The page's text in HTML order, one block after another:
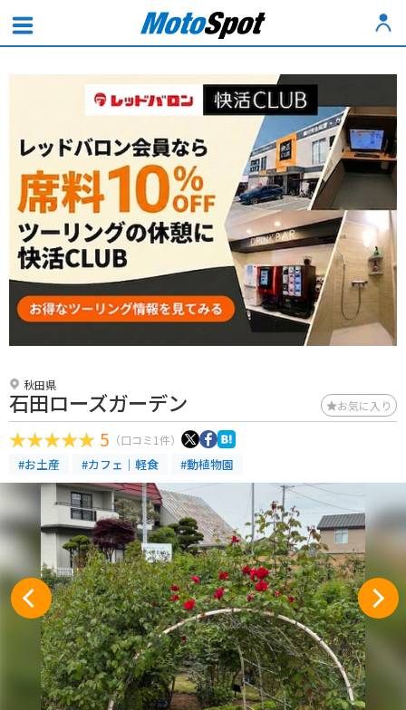
秋田県
石田ローズガーデン お気に入り
5 （口コミ1件）
#お土産 #カフェ｜軽食 #動植物園